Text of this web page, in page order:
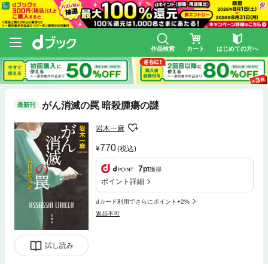
作品検索 カート はじめての方へ
最新刊 がん消滅の罠 暗殺腫瘍の謎
試し読み
岩木一麻
770(税込)
7pt獲得
ポイント詳細
dカード利用でさらにポイント+2%
返品不可